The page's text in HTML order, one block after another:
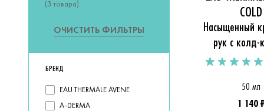
(3 товара)
ОЧИСТИТЬ ФИЛЬТРЫ
БРЕНД
Выберите
подходящие
EAU THERMALE AVENE
A-DERMA
COLD
Насыщенный
рук с колд-
50 мл
1 140